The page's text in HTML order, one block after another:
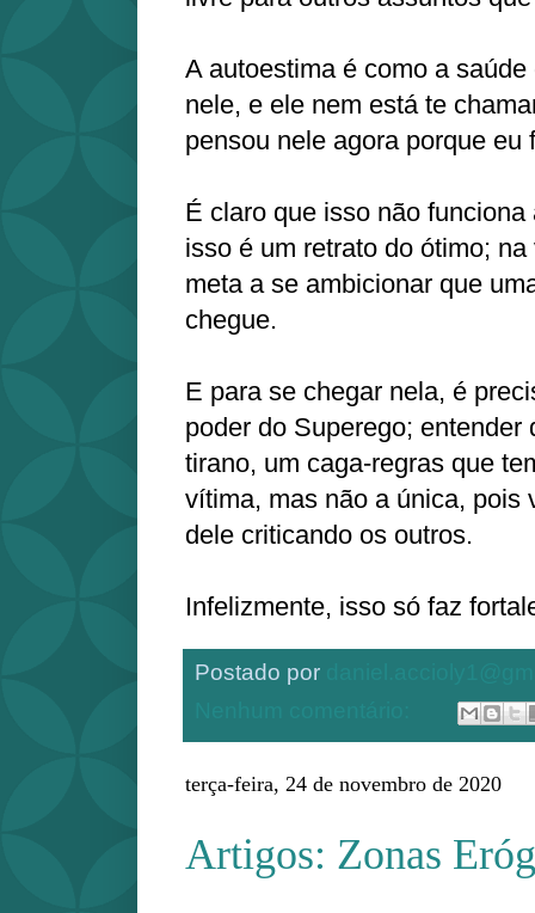
A autoestima é como a
nele, e ele nem está te
pensou nele agora porque eu
É claro que isso não
isso é um retrato do ótimo;
meta a se ambicionar que
chegue.
E para se chegar nela, é
poder do Superego; entender
tirano, um caga-regras que
vítima, mas não a única, pois
dele criticando os outros.
Infelizmente, isso só faz
Postado por
terça-feira, 24 de novembro de 2020
Artigos: Zonas